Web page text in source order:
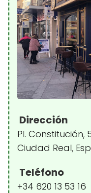
Dirección
Pl. Constitución,
Ciudad Real,
Teléfono
+34 620 13 53 16